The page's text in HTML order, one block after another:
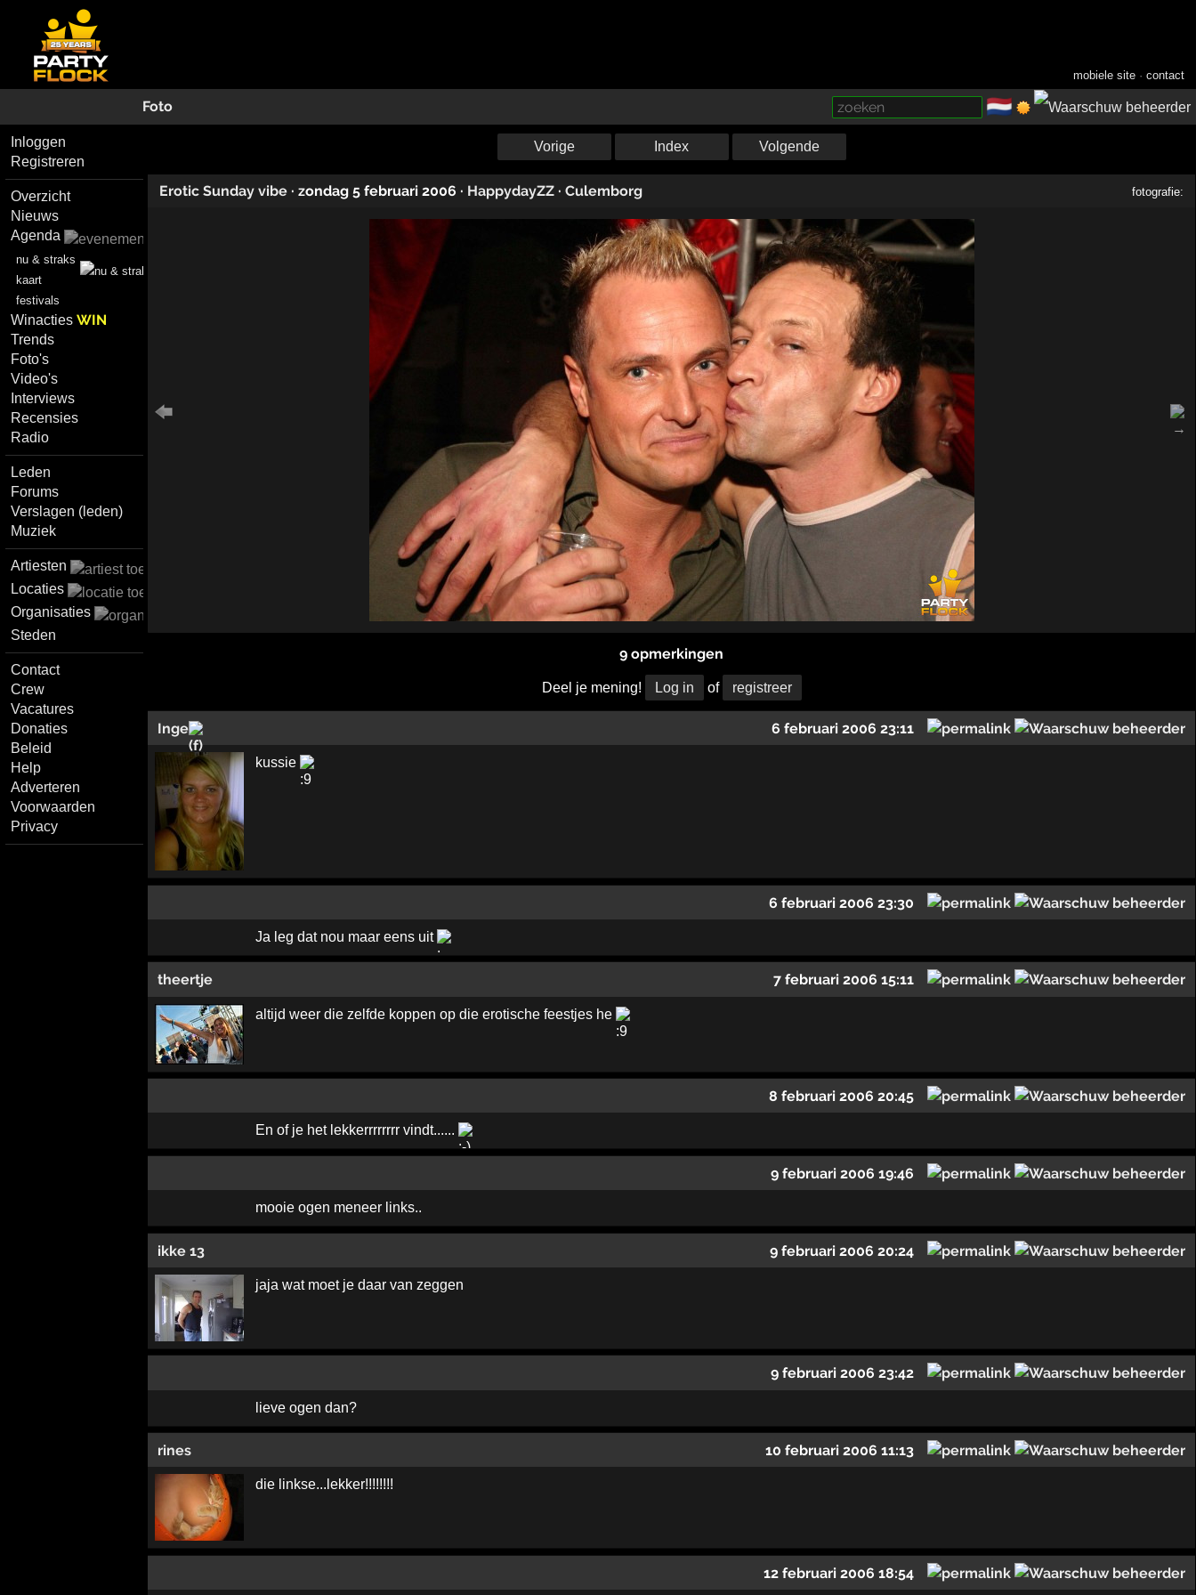
mobiele site ·contact
Foto 🇳🇱
Inloggen
Registreren
Overzicht
Nieuws
Agenda
nu & straks
kaart
festivals
WinactiesWIN
Trends
Foto's
Video's
Interviews
Recensies
Radio
Leden
Forums
Verslagen (leden)
Muziek
Artiesten
Locaties
Organisaties
Steden
Contact
Crew
Vacatures
Donaties
Beleid
Help
Adverteren
Voorwaarden
Privacy
Vorige Index Volgende
Erotic Sunday vibe · zondag 5 februari 2006 · HappydayZZ · Culemborg fotografie:
9 opmerkingen
Deel je mening! Log in of registreer
Inge 6 februari 2006 23:11
kussie
6 februari 2006 23:30
Ja leg dat nou maar eens uit
theertje 7 februari 2006 15:11
altijd weer die zelfde koppen op die erotische feestjes he
8 februari 2006 20:45
En of je het lekkerrrrrrrr vindt......
9 februari 2006 19:46
mooie ogen meneer links..
ikke 13 9 februari 2006 20:24
jaja wat moet je daar van zeggen
9 februari 2006 23:42
lieve ogen dan?
rines 10 februari 2006 11:13
die linkse...lekker!!!!!!!!
12 februari 2006 18:54